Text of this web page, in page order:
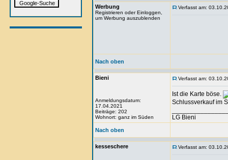
Werbung
Registrieren oder Einloggen,
um Werbung auszublenden
Verfasst am:
Nach oben
Bieni
Anmeldungsdatum:
17.04.2021
Beiträge: 202
Wohnort: ganz im Süden
Verfasst am:
Ist die Karte böse.
Schlussverkauf im
LG Bieni
Nach oben
kesseschere Verfasst am: